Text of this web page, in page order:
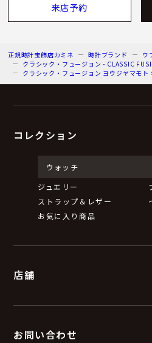
来店予約
正規時計宝飾店カミネ 時計ブランド ウ
クラシック・フュージョン - CLASSIC
クラシック・フュージョン ヨウジヤマモト
コレクション
ウォッチ
ジュエリー
ストラップ＆レザー
お気に入り商品
店舗
お問い合わせ